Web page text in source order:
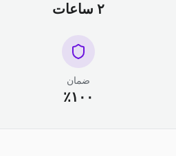
٢ ساعات
ضمان
١٠٠٪